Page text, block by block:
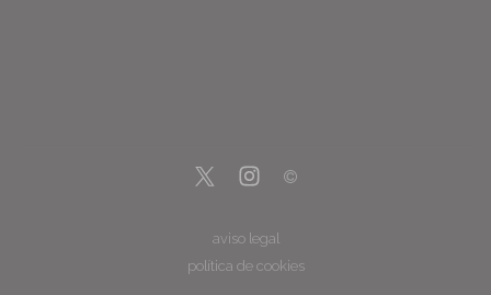
aviso legal
política de cookies